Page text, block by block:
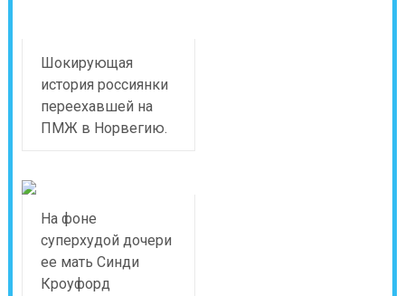
Шокирующая
история россиянки
переехавшей на
ПМЖ в Норвегию.
На фоне
суперхудой дочери
ее мать Синди
Кроуфорд